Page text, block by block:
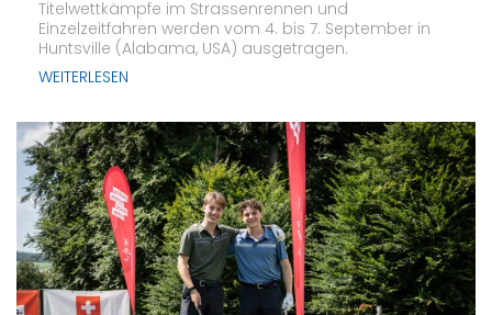
Titelwettkämpfe im Strassenrennen und
Einzelzeitfahren werden vom 4. bis 7. September in
Huntsville (Alabama, USA) ausgetragen.
WEITERLESEN